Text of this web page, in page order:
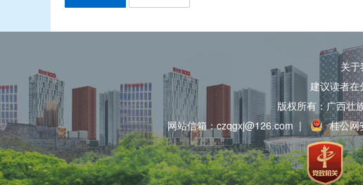
关于
建议读者
版权所有：广西壮
网站信箱：czqgxj@126.com | 桂公网